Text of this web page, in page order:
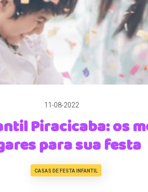
11-08-2022
Piracicaba: os
para sua festa
CASAS DE FESTA INFANTIL